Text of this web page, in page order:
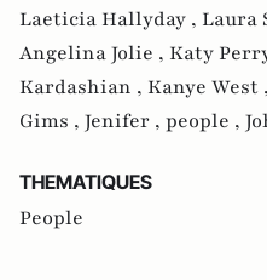
Laeticia Hallyday , Laura
Angelina Jolie , Katy
Kardashian , Kanye West ,
Gims , Jenifer , people ,
THEMATIQUES
People